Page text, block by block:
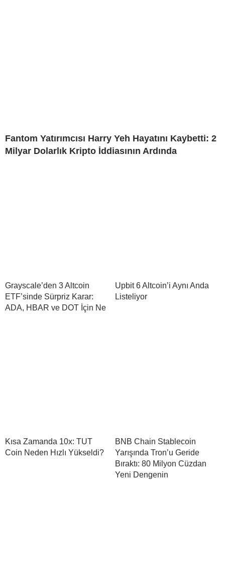
Fantom Yatırımcısı Harry Yeh Hayatını Kaybetti: 2
Milyar Dolarlık Kripto İddiasının Ardında
Grayscale’den 3 Altcoin
ETF’sinde Sürpriz Karar:
ADA, HBAR ve DOT İçin Ne
Upbit 6 Altcoin’i Aynı Anda
Listeliyor
Kısa Zamanda 10x: TUT
Coin Neden Hızlı Yükseldi?
BNB Chain Stablecoin
Yarışında Tron’u Geride
Bıraktı: 80 Milyon Cüzdan
Yeni Dengenin